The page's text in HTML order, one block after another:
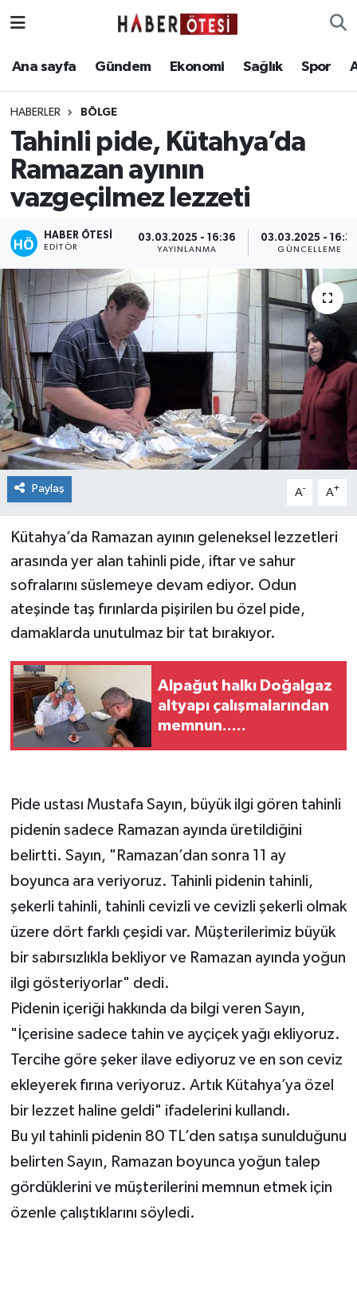
Ana sayfa Gündem Ekonomi Sağlık Spor
HABERLER BÖLGE
Tahinli pide, Kütahya’da
Ramazan ayının
vazgeçilmez lezzeti
HABER ÖTESI
EDITÖR
03.03.2025 - 16:36
YAYINLANMA
03.03.2025 -
GÜNCELLEME
Paylaş A- A+
Kütahya’da Ramazan ayının geleneksel lezzetleri
arasında yer alan tahinli pide, iftar ve sahur
sofralarını süslemeye devam ediyor. Odun
ateşinde taş fırınlarda pişirilen bu özel pide,
damaklarda unutulmaz bir tat bırakıyor.
Alpağut halkı Doğalgaz
altyapı çalışmalarından
memnun.....
Pide ustası Mustafa Sayın, büyük ilgi gören tahinli
pidenin sadece Ramazan ayında üretildiğini
belirtti. Sayın, "Ramazan’dan sonra 11 ay
boyunca ara veriyoruz. Tahinli pidenin tahinli,
şekerli tahinli, tahinli cevizli ve cevizli şekerli olmak
üzere dört farklı çeşidi var. Müşterilerimiz büyük
bir sabırsızlıkla bekliyor ve Ramazan ayında yoğun
ilgi gösteriyorlar" dedi.
Pidenin içeriği hakkında da bilgi veren Sayın,
"İçerisine sadece tahin ve ayçiçek yağı ekliyoruz.
Tercihe göre şeker ilave ediyoruz ve en son ceviz
ekleyerek fırına veriyoruz. Artık Kütahya’ya özel
bir lezzet haline geldi" ifadelerini kullandı.
Bu yıl tahinli pidenin 80 TL’den satışa sunulduğunu
belirten Sayın, Ramazan boyunca yoğun talep
gördüklerini ve müşterilerini memnun etmek için
özenle çalıştıklarını söyledi.
Ana sayfa
Ekonomi
Sağlık
Teknoloji
Eskişehir Nöbetçi Eczaneler
Eskişehir Namaz Vakitleri
Eskişehir Trafik Yoğunluk Haritası
Son Dakika Haberleri
Haber Arşivi